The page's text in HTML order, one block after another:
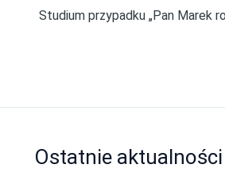
Ostatnie aktualności